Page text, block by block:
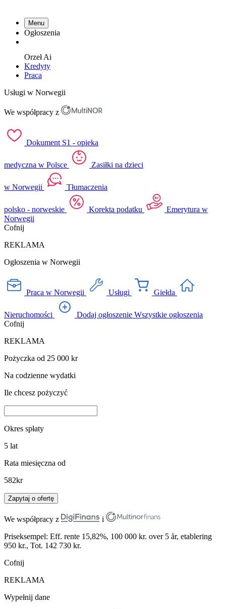
Menu
Ogłoszenia
OrzełAi
Kredyty
Praca
Usługi w Norwegii
We współpracy z
Dokument S1 - opieka
medyczna w Polsce Zasiłki na dzieci
w Norwegii Tłumaczenia
polsko - norweskie Korekta podatku
Emerytura w
Norwegii
Cofnij
REKLAMA
Ogłoszenia w Norwegii
Praca w Norwegii Usługi Giełda
Nieruchomości Dodaj ogłoszenie Wszystkie ogłoszenia
Cofnij
REKLAMA
Pożyczka od 25 000 kr
Na codzienne wydatki
Ile chcesz pożyczyć
Okres spłaty
5 lat
Rata miesięczna od
582kr
Zapytaj o ofertę
We współpracy z
i
Priseksempel: Eff. rente 15,82%, 100 000 kr. over 5 år, etablering
950 kr., Tot. 142 730 kr.
Cofnij
REKLAMA
Wypełnij dane